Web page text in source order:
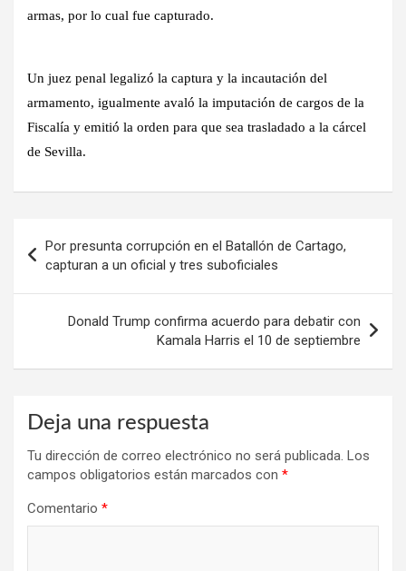
armas, por lo cual fue capturado.
Un juez penal legalizó la captura y la incautación del
armamento, igualmente avaló la imputación de cargos de la
Fiscalía y emitió la orden para que sea trasladado a la cárcel
de Sevilla.
de
entradas
Por presunta corrupción en el Batallón de Cartago,
capturan a un oficial y tres suboficiales
Donald Trump confirma acuerdo para debatir con
Kamala Harris el 10 de septiembre
Deja una respuesta
Tu dirección de correo electrónico no será publicada. Los
campos obligatorios están marcados con *
Comentario *